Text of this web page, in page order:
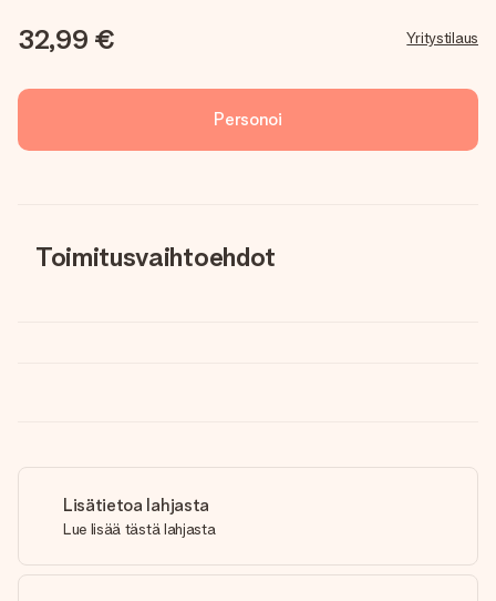
32,99 € Yritystilaus
Personoi
Toimitusvaihtoehdot
Lisätietoa lahjasta
Lue lisää tästä lahjasta